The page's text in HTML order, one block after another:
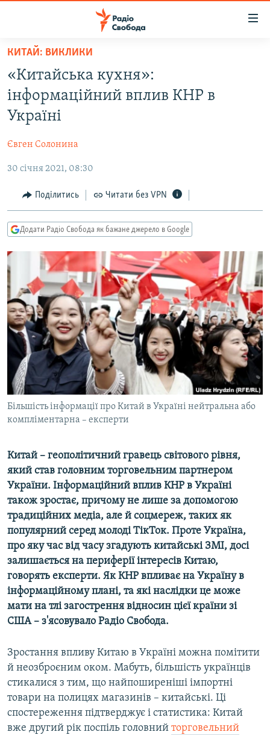
Перейти
основного
матеріалу
Перейти
до
основної
Перейти
пошуку
ВСЕ ЗА ДОБУ
СТАТТІ
СУСПІЛЬСТВО
КУЛЬТУРА
УКРАЇНА
РОСІЙСЬКА «ФІЛЬТРАЦІЯ»
ДОНБАС.РЕАЛІЇ
КРИМ.РЕАЛІЇ
СХЕМИ
КИТАЙ.ВИКЛИКИ
МУЛЬТИМЕДІА
ФОТО
СПЕЦПРОЄКТИ
ПОДКАСТИ
КРИМ РЕАЛІЇ
РУС
УКР
ДОЛУЧАЙСЯ!
Усі сайти RFE/RL
КИТАЙ: ВИКЛИКИ
«Китайська кухня»:
інформаційний вплив КНР в
Україні
Євген Солонина
30 січня 2021, 08:30
Поділитись Читати без VPN
Додати Радіо Свобода як бажане джерело в Google
Більшість інформації про Китай в Україні нейтральна або
компліментарна – експерти
Китай – геополітичний гравець світового рівня,
який став головним торговельним партнером
України. Інформаційний вплив КНР в Україні
також зростає, причому не лише за допомогою
традиційних медіа, але й соцмереж, таких як
популярний серед молоді ТікТок. Проте Україна,
про яку час від часу згадують китайські ЗМІ, досі
залишається на периферії інтересів Китаю,
говорять експерти. Як КНР впливає на Україну в
інформаційному плані, та які наслідки це може
мати на тлі загострення відносин цієї країни зі
США – з'ясовувало Радіо Свобода.
Зростання впливу Китаю в Україні можна помітити
й неозброєним оком. Мабуть, більшість українців
стикалися з тим, що найпоширеніші імпортні
товари на полицях магазинів – китайські. Ці
спостереження підтверджує і статистика: Китай
вже другий рік поспіль головний торговельний